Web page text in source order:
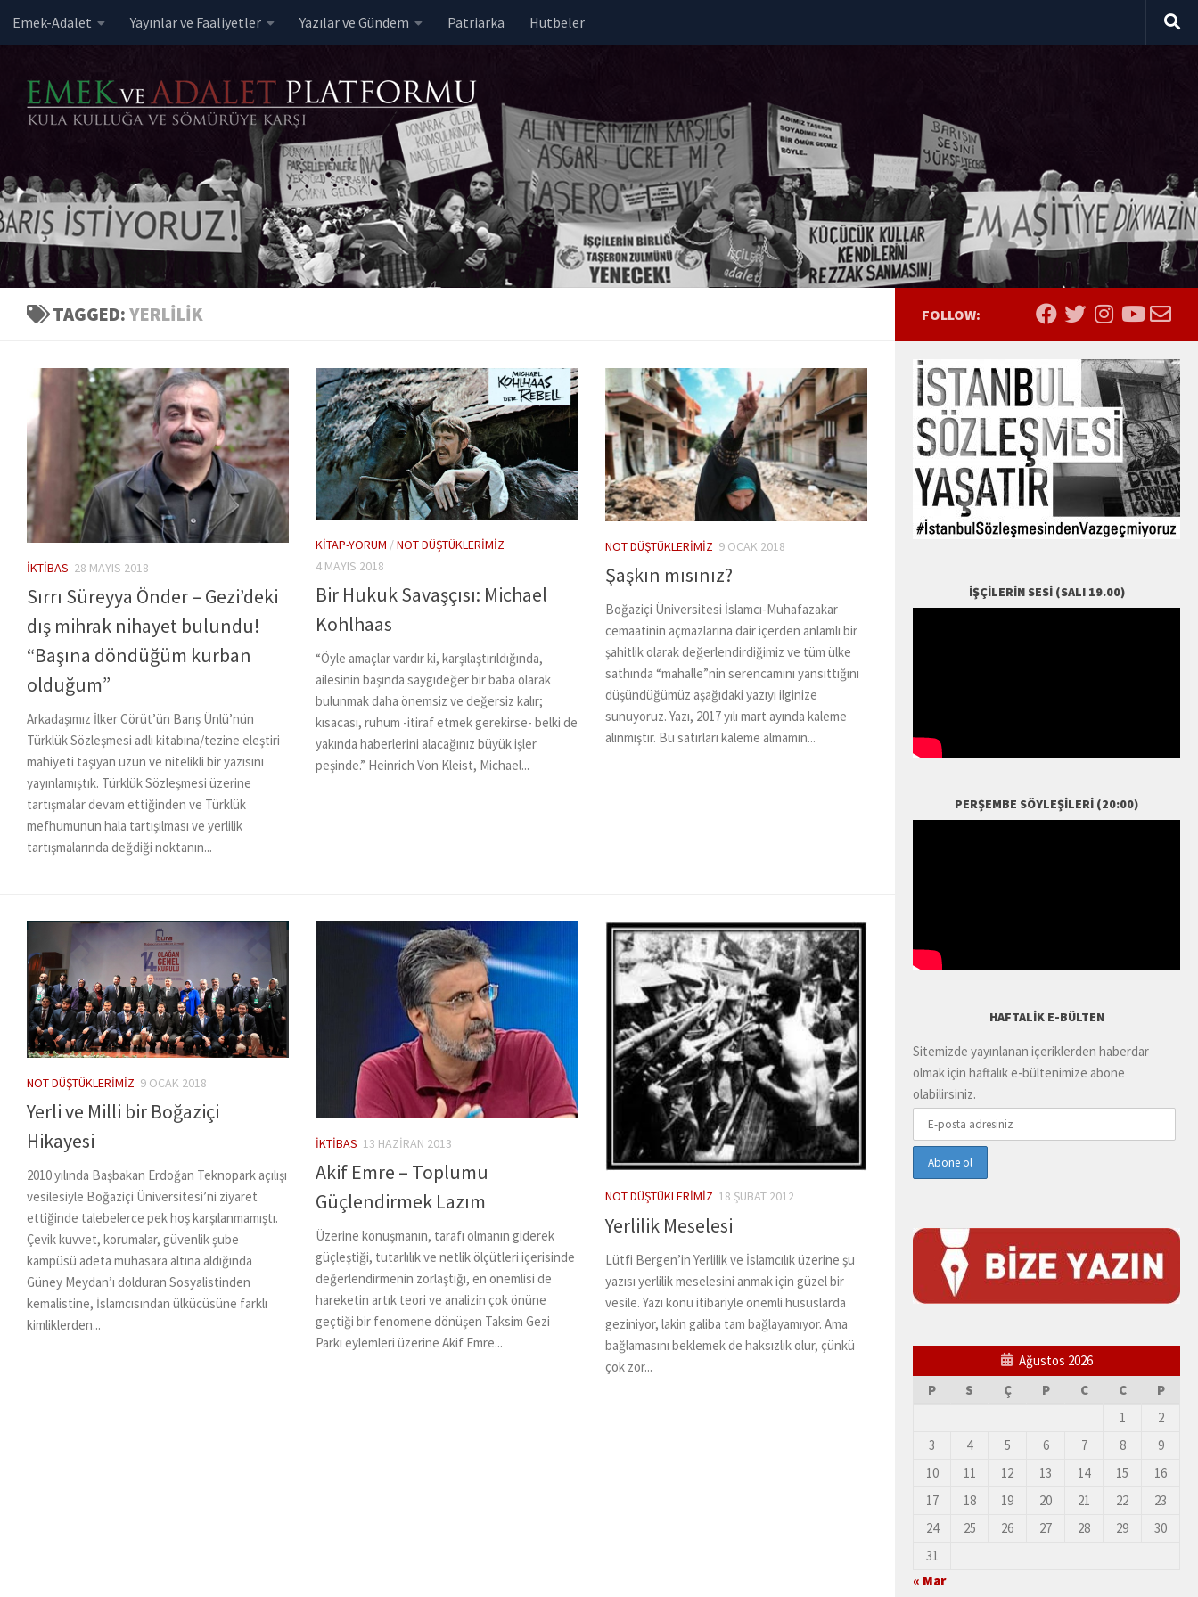
Skip to content
Emek-Adalet Yayınlar ve Faaliyetler Yazılar ve Gündem Patriarka Hutbeler
TAGGED:YERLILIK
İKTIBAS 28 MAYIS 2018
Sırrı Süreyya Önder – Gezi’deki
dış mihrak nihayet bulundu!
“Başına döndüğüm kurban
olduğum”
Arkadaşımız İlker Cörüt’ün Barış Ünlü’nün
Türklük Sözleşmesi adlı kitabına/tezine eleştiri
mahiyeti taşıyan uzun ve nitelikli bir yazısını
yayınlamıştık. Türklük Sözleşmesi üzerine
tartışmalar devam ettiğinden ve Türklük
mefhumunun hala tartışılması ve yerlilik
tartışmalarında değdiği noktanın...
KITAP-YORUM /NOT DÜŞTÜKLERIMIZ
4 MAYIS 2018
Bir Hukuk Savaşçısı: Michael
Kohlhaas
“Öyle amaçlar vardır ki, karşılaştırıldığında,
ailesinin başında saygıdeğer bir baba olarak
bulunmak daha önemsiz ve değersiz kalır;
kısacası, ruhum -itiraf etmek gerekirse- belki de
yakında haberlerini alacağınız büyük işler
peşinde.” Heinrich Von Kleist, Michael...
NOT DÜŞTÜKLERIMIZ 9 OCAK 2018
Şaşkın mısınız?
Boğaziçi Üniversitesi İslamcı-Muhafazakar
cemaatinin açmazlarına dair içerden anlamlı bir
şahitlik olarak değerlendirdiğimiz ve tüm ülke
sathında “mahalle”nin serencamını yansıttığını
düşündüğümüz aşağıdaki yazıyı ilginize
sunuyoruz. Yazı, 2017 yılı mart ayında kaleme
alınmıştır. Bu satırları kaleme almamın...
NOT DÜŞTÜKLERIMIZ 9 OCAK 2018
Yerli ve Milli bir Boğaziçi
Hikayesi
2010 yılında Başbakan Erdoğan Teknopark açılışı
vesilesiyle Boğaziçi Üniversitesi’ni ziyaret
ettiğinde talebelerce pek hoş karşılanmamıştı.
Çevik kuvvet, korumalar, güvenlik şube
kampüsü adeta muhasara altına aldığında
Güney Meydan’ı dolduran Sosyalistinden
kemalistine, İslamcısından ülkücüsüne farklı
kimliklerden...
İKTIBAS 13 HAZIRAN 2013
Akif Emre – Toplumu
Güçlendirmek Lazım
Üzerine konuşmanın, tarafı olmanın giderek
güçleştiği, tutarlılık ve netlik ölçütleri içerisinde
değerlendirmenin zorlaştığı, en önemlisi de
hareketin artık teori ve analizin çok önüne
geçtiği bir fenomene dönüşen Taksim Gezi
Parkı eylemleri üzerine Akif Emre...
NOT DÜŞTÜKLERIMIZ 18 ŞUBAT 2012
Yerlilik Meselesi
Lütfi Bergen’in Yerlilik ve İslamcılık üzerine şu
yazısı yerlilik meselesini anmak için güzel bir
vesile. Yazı konu itibariyle önemli hususlarda
geziniyor, lakin galiba tam bağlayamıyor. Ama
bağlamasını beklemek de haksızlık olur, çünkü
çok zor...
FOLLOW:
İŞÇILERIN SESI (SALI 19.00)
PERŞEMBE SÖYLEŞILERI (20:00)
HAFTALIK E-BÜLTEN
Sitemizde yayınlanan içeriklerden haberdar
olmak için haftalık e-bültenimize abone
olabilirsiniz.
Ağustos 2026
P
S Ç P C C
P
1
2
3
4 5 6 7 8
9
10
11 12 13 14 15
16
17
18 19 20 21 22
23
24
25 26 27 28 29
30
31
« Mar